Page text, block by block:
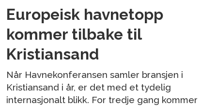
Europeisk havnetopp
kommer tilbake til
Kristiansand
Når Havnekonferansen samler bransjen i
Kristiansand i år, er det med et tydelig
internasjonalt blikk. For tredje gang kommer